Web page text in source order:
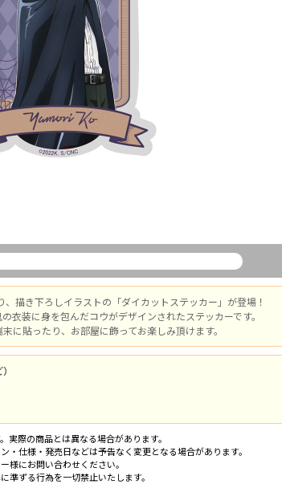
描き下ろしイラストの「ダイカットステッカー」が登場！
衣装に身を包んだコウがデザインされたステッカーです。
に貼ったり、お部屋に飾ってお楽しみ頂けます。
実際の商品とは異なる場合があります。
・仕様・発売日などは予告なく変更となる場合があります。
様にお問い合わせください。
準ずる行為を一切禁止いたします。